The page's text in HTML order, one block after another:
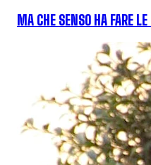
MA CHE SENSO HA FARE